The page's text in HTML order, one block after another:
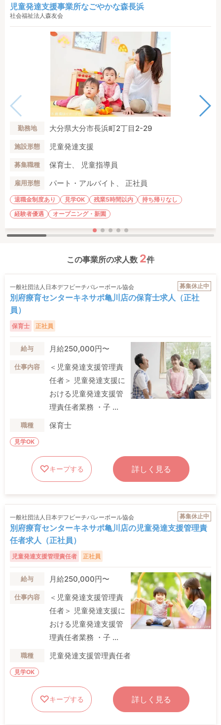
児童発達支援事業所なごやかな森長浜
社会福祉法人森友会
勤務地 大分県大分市長浜町2丁目2-29
施設形態 児童発達支援
募集職種 保育士、 児童指導員
雇用形態 パート・アルバイト、 正社員
退職金制度あり 見学OK 残業5時間以内
持ち帰りなし
経験者優遇
オープニング・新園
この事業所の求人数 2件
募集休止中
一般社団法人日本デフビーチバレーボール協会
別府療育センターキネサポ亀川店の保育士求人（正社
員）
保育士 正社員
給与 月給250,000円〜
仕事内容
＜児童発達支援管理責
任者＞ 児童発達支援に
おける児童発達支援管
理責任者業務 ・子 ...
職種 保育士
見学OK
キープする 詳しく見る
募集休止中
一般社団法人日本デフビーチバレーボール協会
別府療育センターキネサポ亀川店の児童発達支援管理責
任者求人（正社員）
児童発達支援管理責任者 正社員
給与 月給250,000円〜
仕事内容
＜児童発達支援管理責
任者＞ 児童発達支援に
おける児童発達支援管
理責任者業務 ・子 ...
職種 児童発達支援管理責任者
見学OK
キープする 詳しく見る